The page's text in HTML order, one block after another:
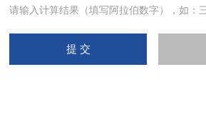
请输入计算结果（填写阿拉伯数字），如：